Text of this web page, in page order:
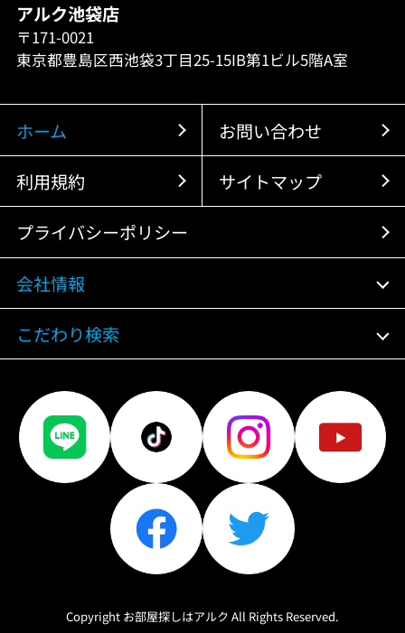
アルク池袋店
〒171-0021
東京都豊島区西池袋3丁目25-15IB第1ビル5階A室
ホーム お問い合わせ
利用規約 サイトマップ
プライバシーポリシー
会社情報
こだわり検索
Copyright お部屋探しはアルク All Rights Reserved.